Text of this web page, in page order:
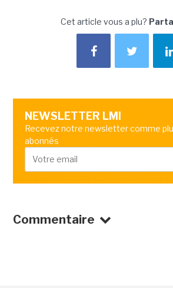
Cet article vous a plu?
NEWSLETTER LMI
Recevez notre newsletter comme
abonnés
Commentaire